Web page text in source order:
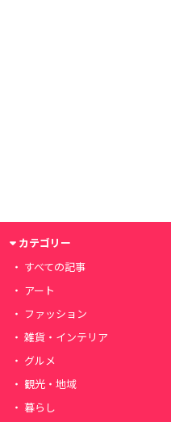
カテゴリー
すべての記事
アート
ファッション
雑貨・インテリア
グルメ
観光・地域
暮らし